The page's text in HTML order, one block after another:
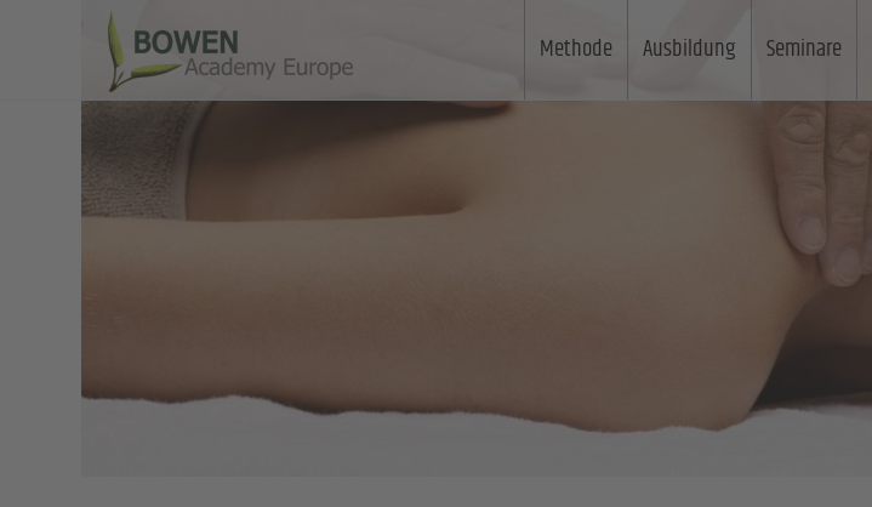
Methode Ausbildung Seminare